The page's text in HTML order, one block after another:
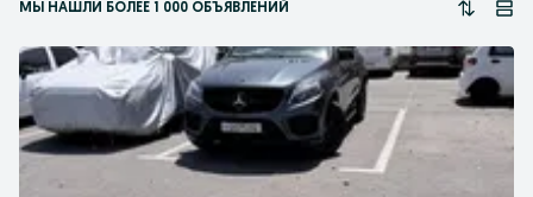
МЫ НАШЛИ БОЛЕЕ 1 000 ОБЪЯВЛЕНИЙ